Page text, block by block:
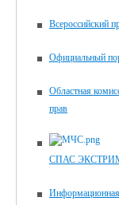
Официальный
Областная
прав
СПАС
Информационная